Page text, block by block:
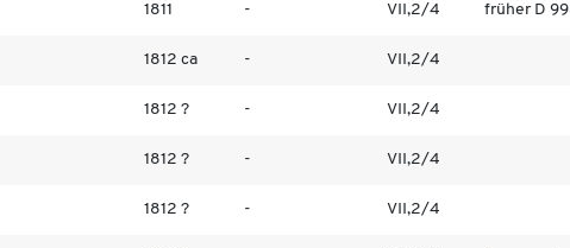
1811 - VII,2/4 früher D
1812 ca - VII,2/4
1812 ? - VII,2/4
1812 ? - VII,2/4
1812 ? - VII,2/4